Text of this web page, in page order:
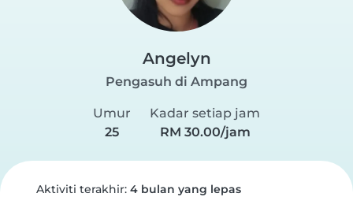
Angelyn
Pengasuh di Ampang
Umur
25
Kadar setiap jam
RM 30.00/jam
Aktiviti terakhir: 4 bulan yang lepas